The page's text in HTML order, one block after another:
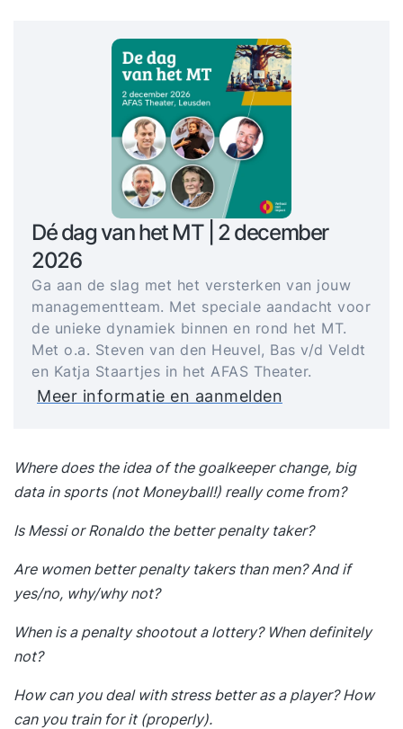
Dé dag van het MT | 2 december
2026
Ga aan de slag met het versterken van jouw
managementteam. Met speciale aandacht voor
de unieke dynamiek binnen en rond het MT.
Met o.a. Steven van den Heuvel, Bas v/d Veldt
en Katja Staartjes in het AFAS Theater.
Meer informatie en aanmelden
Where does the idea of ​​the goalkeeper change, big
data in sports (not Moneyball!) really come from?
Is Messi or Ronaldo the better penalty taker?
Are women better penalty takers than men? And if
yes/no, why/why not?
When is a penalty shootout a lottery? When definitely
not?
How can you deal with stress better as a player? How
can you train for it (properly).